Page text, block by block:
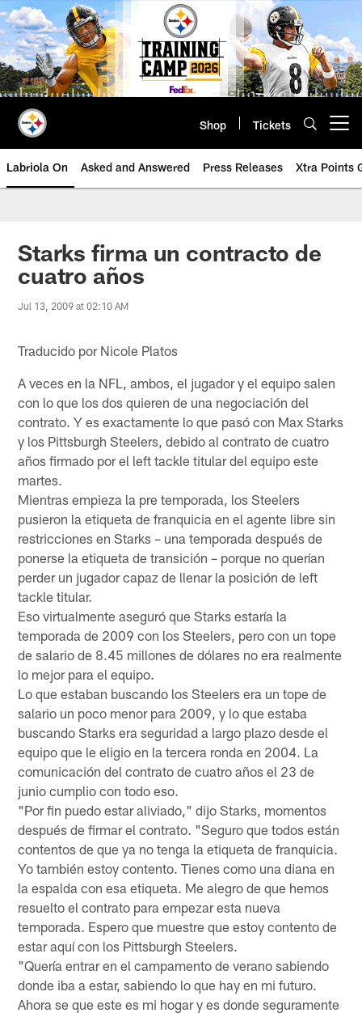
Skip
to
main
content
Shop Tickets
Labriola On Asked and Answered Press Releases Xtra Points
Starks firma un contracto de
cuatro años
Jul 13, 2009 at 02:10 AM
Traducido por Nicole Platos
A veces en la NFL, ambos, el jugador y el equipo salen
con lo que los dos quieren de una negociación del
contrato. Y es exactamente lo que pasó con Max Starks
y los Pittsburgh Steelers, debido al contrato de cuatro
años firmado por el left tackle titular del equipo este
martes.
Mientras empieza la pre temporada, los Steelers
pusieron la etiqueta de franquicia en el agente libre sin
restricciones en Starks – una temporada después de
ponerse la etiqueta de transición – porque no querían
perder un jugador capaz de llenar la posición de left
tackle titular.
Eso virtualmente aseguró que Starks estaría la
temporada de 2009 con los Steelers, pero con un tope
de salario de 8.45 millones de dólares no era realmente
lo mejor para el equipo.
Lo que estaban buscando los Steelers era un tope de
salario un poco menor para 2009, y lo que estaba
buscando Starks era seguridad a largo plazo desde el
equipo que le eligio en la tercera ronda en 2004. La
comunicación del contrato de cuatro años el 23 de
junio cumplio con todo eso.
"Por fin puedo estar aliviado," dijo Starks, momentos
después de firmar el contrato. "Seguro que todos están
contentos de que ya no tenga la etiqueta de franquicia.
Yo también estoy contento. Tienes como una diana en
la espalda con esa etiqueta. Me alegro de que hemos
resuelto el contrato para empezar esta nueva
temporada. Espero que muestre que estoy contento de
estar aquí con los Pittsburgh Steelers.
"Quería entrar en el campamento de verano sabiendo
donde iba a estar, sabiendo lo que hay en mi futuro.
Ahora se que este es mi hogar y es donde seguramente